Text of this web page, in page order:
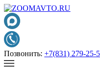
Позвонить: +7(831) 279-25-